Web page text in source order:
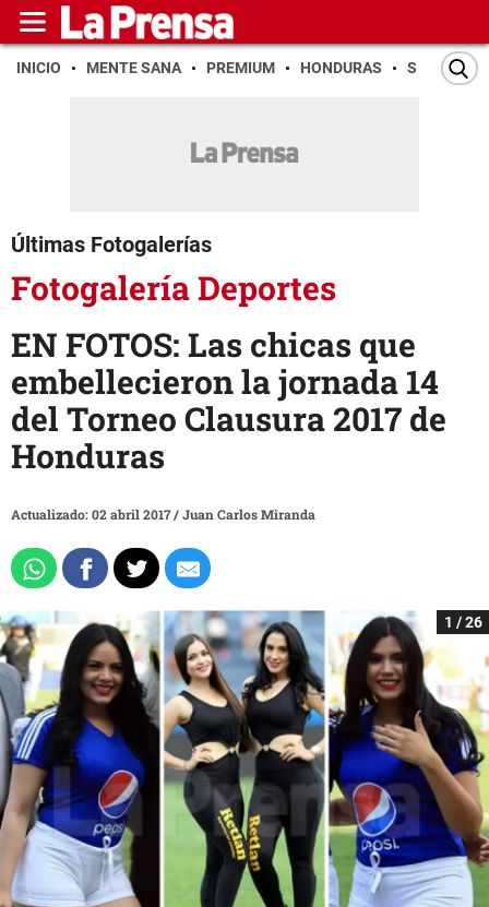
INICIO MENTE SANA PREMIUM HONDURAS SAN PEDRO
Últimas Fotogalerías
Fotogalería Deportes
EN FOTOS: Las chicas que
embellecieron la jornada 14
del Torneo Clausura 2017 de
Honduras
Actualizado: 02 abril 2017/Juan Carlos Miranda
1 / 26